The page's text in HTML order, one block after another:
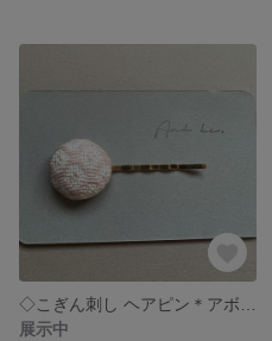
展示中